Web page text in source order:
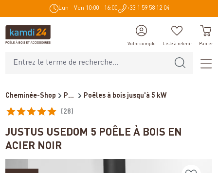
principal Lun - Ven 10:00 - 16:00 +33 1 59 58 12 04
Votre compte Liste à retenir Panier
Cheminée-Shop Poêles et cheminées Poêles à bois jusqu'à 5 kW
(28)
JUSTUS USEDOM 5 POÊLE À BOIS EN
ACIER NOIR